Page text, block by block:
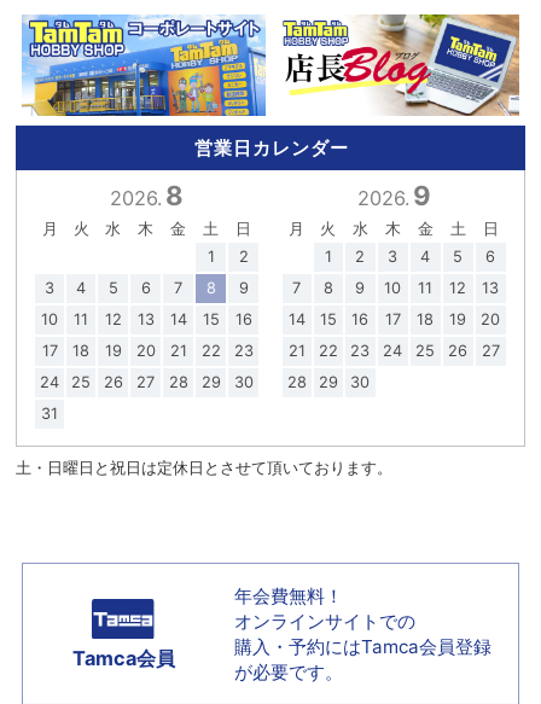
営業日カレンダー
2026. 8
月 火 水 木 金 土
日
1
2
3
4 5 6 7 8
9
10
11 12 13 14 15
16
17
18 19 20 21 22
23
24
25 26 27 28 29
30
31
2026. 9
月 火 水 木 金 土
日
1
2 3 4 5
6
7
8 9 10 11 12
13
14
15 16 17 18 19
20
21
22 23 24 25 26
27
28
29 30
土・日曜日と祝日は定休日とさせて頂いております。
Tamca会員
年会費無料！
オンラインサイトでの
購入・予約にはTamca会員登録
が必要です。